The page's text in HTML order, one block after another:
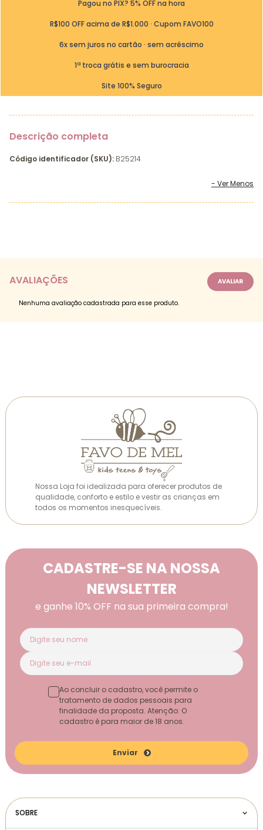
Pagou no PIX? 5% OFF na hora
R$100 OFF acima de R$1.000 · Cupom FAVO100
6x sem juros no cartão · sem acréscimo
1ª troca grátis e sem burocracia
Site 100% Seguro
Descrição completa
Código identificador (SKU): B25214
AVALIAÇÕES
Nenhuma avaliação cadastrada para esse produto.
Nossa Loja foi idealizada para oferecer produtos de
qualidade, conforto e estilo e vestir as crianças em
todos os momentos inesquecíveis.
CADASTRE-SE NA NOSSA
NEWSLETTER
e ganhe 10% OFF na sua primeira compra!
Enviar
Ao concluir o cadastro, você permite o
tratamento de dados pessoais para
finalidade da proposta. Atenção: O
cadastro é para maior de 18 anos.
SOBRE